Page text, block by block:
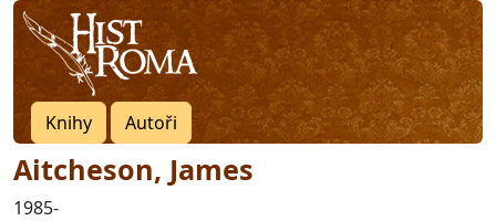
Knihy Autoři
Aitcheson, James
1985-